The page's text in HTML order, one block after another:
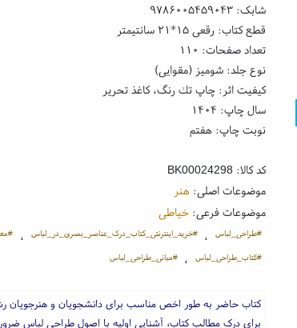
شابک:۹۷۸۶۰۰۵۴۵۹۰۴۳
قطع کتاب: رقعی ۱۵*۲۱ سانتیمتر
تعداد صفحات: ۱۱۰
نوع جلد: شومیز (مقوایی)
کیفیت اثر: چاپ تك رنگ، کاغذ تحریر
سال چاپ: ۱۴۰۴
نوبت چاپ: هفتم
کد کالا: BK00024298
موضوعات اصلی:هنر
موضوعات فرعی:خیاطی
#طراحی_لباس ، #خرید_اینترنتی_کتاب_درک_عناصر_بصری_در_لباس ،
#کتاب_طراحی_لباس ، #مبانی_طراحی_لباس
کتاب حاضر به طور اخص مناسب برای دانشجویان و هنرجویان
برای درک مطالب کتاب، آشنایی اولیه با اصول طراحی لباس